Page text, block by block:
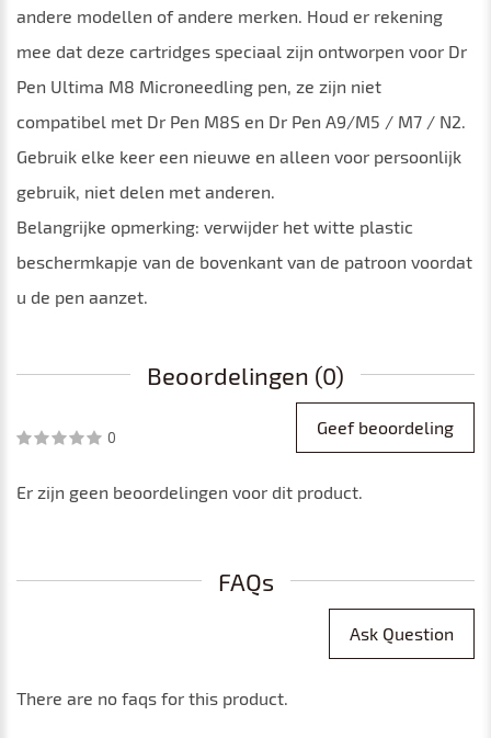
andere modellen of andere merken. Houd er rekening
mee dat deze cartridges speciaal zijn ontworpen voor Dr
Pen Ultima M8 Microneedling pen, ze zijn niet
compatibel met Dr Pen M8S en Dr Pen A9/M5 / M7 / N2.
Gebruik elke keer een nieuwe en alleen voor persoonlijk
gebruik, niet delen met anderen.
Belangrijke opmerking: verwijder het witte plastic
beschermkapje van de bovenkant van de patroon voordat
u de pen aanzet.
Beoordelingen (0)
0 Geef beoordeling
Er zijn geen beoordelingen voor dit product.
FAQs
Ask Question
There are no faqs for this product.